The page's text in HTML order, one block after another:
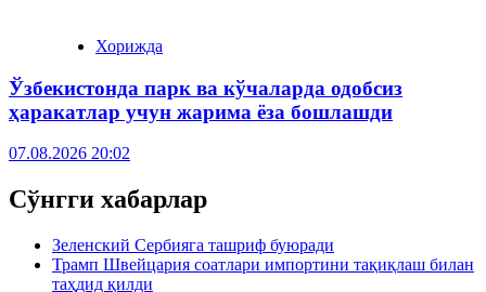
Хорижда
Ўзбекистонда парк ва кўчаларда одобсиз
ҳаракатлар учун жарима ёза бошлашди
07.08.2026 20:02
Сўнгги хабарлар
Зеленский Сербияга ташриф буюради
Трамп Швейцария соатлари импортини тақиқлаш билан
таҳдид қилди